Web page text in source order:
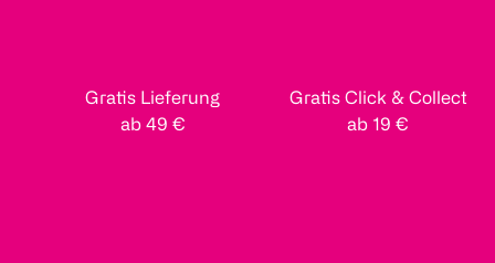
Gratis Lieferung
ab 49 €
Gratis Click & Collect
ab 19 €